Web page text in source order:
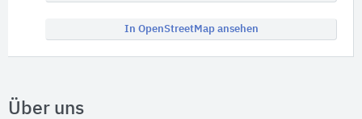
In OpenStreetMap ansehen
Über uns